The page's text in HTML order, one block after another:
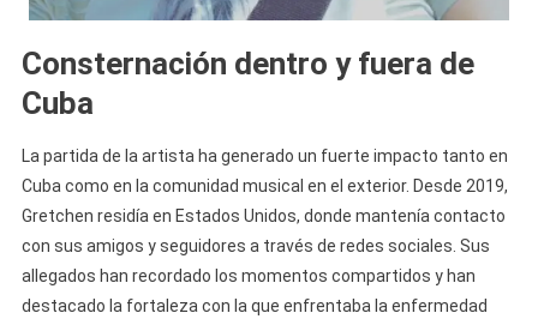
Consternación dentro y fuera de
Cuba
La partida de la artista ha generado un fuerte impacto tanto en
Cuba como en la comunidad musical en el exterior. Desde 2019,
Gretchen residía en Estados Unidos, donde mantenía contacto
con sus amigos y seguidores a través de redes sociales. Sus
allegados han recordado los momentos compartidos y han
destacado la fortaleza con la que enfrentaba la enfermedad